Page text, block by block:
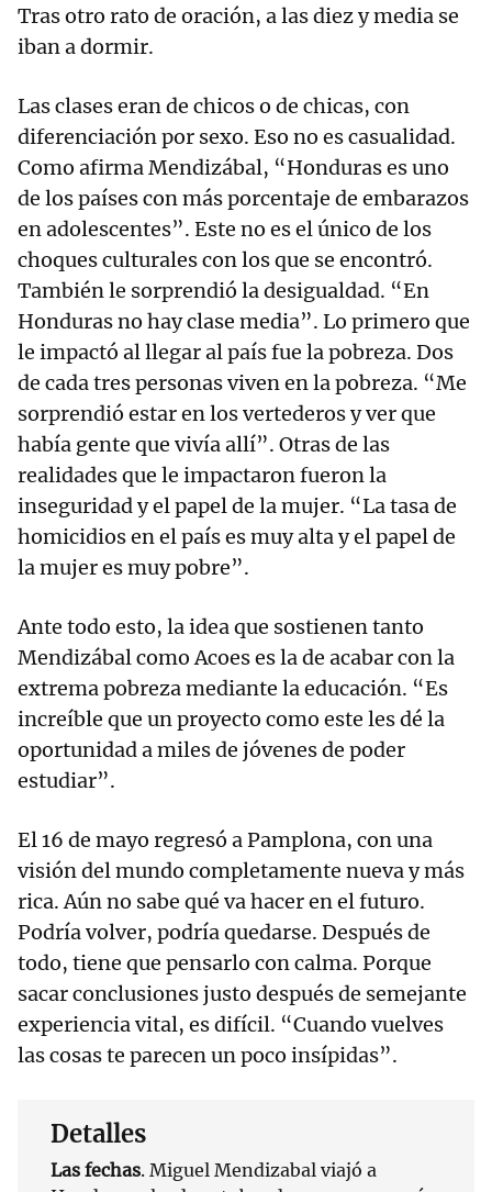
Tras otro rato de oración, a las diez y media se
iban a dormir.
Las clases eran de chicos o de chicas, con
diferenciación por sexo. Eso no es casualidad.
Como afirma Mendizábal, “Honduras es uno
de los países con más porcentaje de embarazos
en adolescentes”. Este no es el único de los
choques culturales con los que se encontró.
También le sorprendió la desigualdad. “En
Honduras no hay clase media”. Lo primero que
le impactó al llegar al país fue la pobreza. Dos
de cada tres personas viven en la pobreza. “Me
sorprendió estar en los vertederos y ver que
había gente que vivía allí”. Otras de las
realidades que le impactaron fueron la
inseguridad y el papel de la mujer. “La tasa de
homicidios en el país es muy alta y el papel de
la mujer es muy pobre”.
Ante todo esto, la idea que sostienen tanto
Mendizábal como Acoes es la de acabar con la
extrema pobreza mediante la educación. “Es
increíble que un proyecto como este les dé la
oportunidad a miles de jóvenes de poder
estudiar”.
El 16 de mayo regresó a Pamplona, con una
visión del mundo completamente nueva y más
rica. Aún no sabe qué va hacer en el futuro.
Podría volver, podría quedarse. Después de
todo, tiene que pensarlo con calma. Porque
sacar conclusiones justo después de semejante
experiencia vital, es difícil. “Cuando vuelves
las cosas te parecen un poco insípidas”.
Detalles
Las fechas. Miguel Mendizabal viajó a